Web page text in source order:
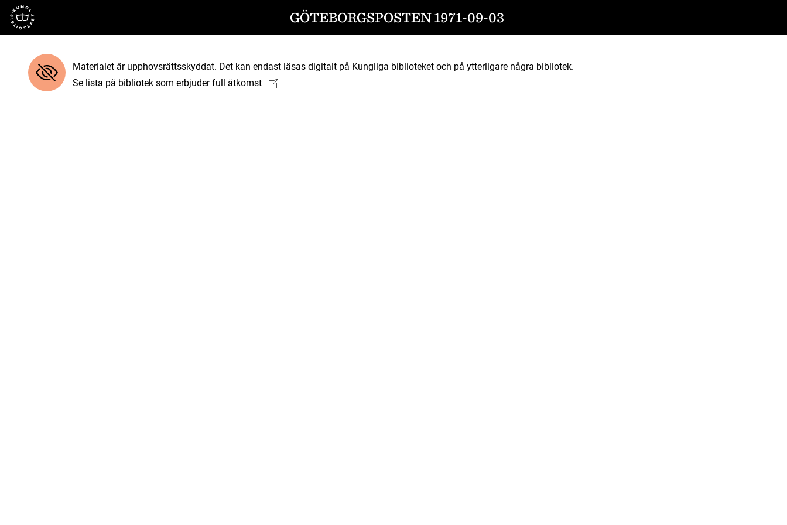
Till startsidan GÖTEBORGSPOSTEN 1971-09-03
Materialet är upphovsrättsskyddat. Det kan endast läsas digitalt på Kungliga biblioteket och på ytterligare några bibliotek.
Se lista på bibliotek som erbjuder full åtkomst